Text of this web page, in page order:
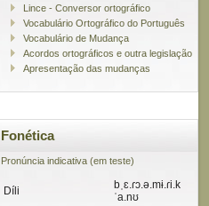
Lince - Conversor ortográfico
Vocabulário Ortográfico do Português
Vocabulário de Mudança
Acordos ortográficos e outra legislação
Apresentação das mudanças
Fonética
Pronúncia indicativa (em teste)
Díli
bˌɛ.ɾɔ.ə.mɨ.ɾi.k
ˈa.nʊ